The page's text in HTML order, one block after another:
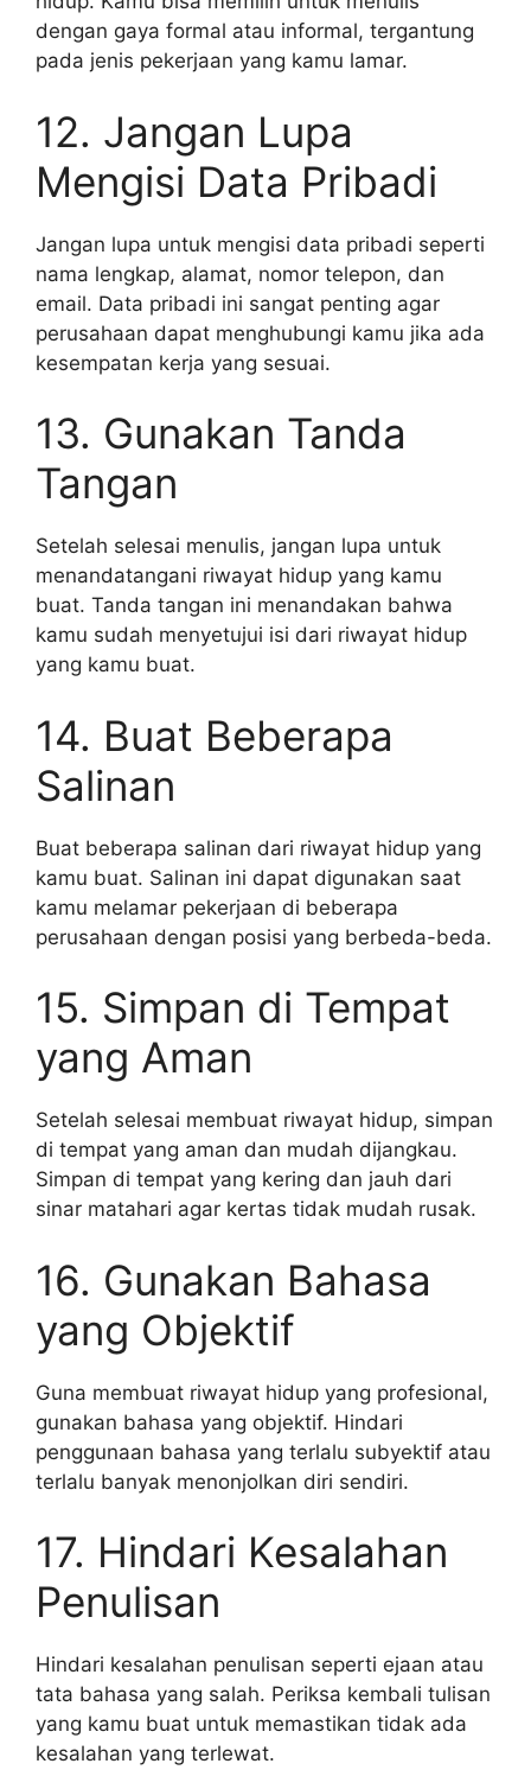
dengan gaya formal atau informal, tergantung
pada jenis pekerjaan yang kamu lamar.
12. Jangan Lupa
Mengisi Data Pribadi
Jangan lupa untuk mengisi data pribadi seperti
nama lengkap, alamat, nomor telepon, dan
email. Data pribadi ini sangat penting agar
perusahaan dapat menghubungi kamu jika ada
kesempatan kerja yang sesuai.
13. Gunakan Tanda
Tangan
Setelah selesai menulis, jangan lupa untuk
menandatangani riwayat hidup yang kamu
buat. Tanda tangan ini menandakan bahwa
kamu sudah menyetujui isi dari riwayat hidup
yang kamu buat.
14. Buat Beberapa
Salinan
Buat beberapa salinan dari riwayat hidup yang
kamu buat. Salinan ini dapat digunakan saat
kamu melamar pekerjaan di beberapa
perusahaan dengan posisi yang berbeda-beda.
15. Simpan di Tempat
yang Aman
Setelah selesai membuat riwayat hidup, simpan
di tempat yang aman dan mudah dijangkau.
Simpan di tempat yang kering dan jauh dari
sinar matahari agar kertas tidak mudah rusak.
16. Gunakan Bahasa
yang Objektif
Guna membuat riwayat hidup yang profesional,
gunakan bahasa yang objektif. Hindari
penggunaan bahasa yang terlalu subyektif atau
terlalu banyak menonjolkan diri sendiri.
17. Hindari Kesalahan
Penulisan
Hindari kesalahan penulisan seperti ejaan atau
tata bahasa yang salah. Periksa kembali tulisan
yang kamu buat untuk memastikan tidak ada
kesalahan yang terlewat.